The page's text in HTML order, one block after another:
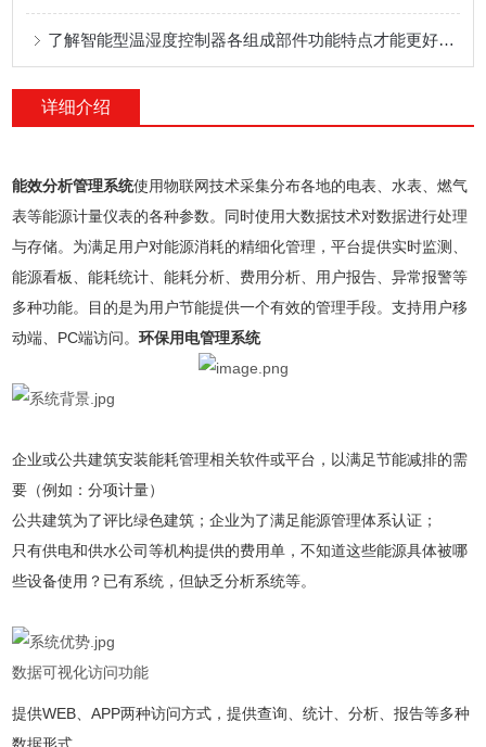
了解智能型温湿度控制器各组成部件功能特点才能更好的使用它
详细介绍
能效分析管理系统使用物联网技术采集分布各地的电表、水表、燃气
表等能源计量仪表的各种参数。同时使用大数据技术对数据进行处理
与存储。为满足用户对能源消耗的精细化管理，平台提供实时监测、
能源看板、能耗统计、能耗分析、费用分析、用户报告、异常报警等
多种功能。目的是为用户节能提供一个有效的管理手段。支持用户移
动端、PC端访问。环保用电管理系统
企业或公共建筑安装能耗管理相关软件或平台，以满足节能减排的需
要（例如：分项计量）
公共建筑为了评比绿色建筑；企业为了满足能源管理体系认证；
只有供电和供水公司等机构提供的费用单，不知道这些能源具体被哪
些设备使用？已有系统，但缺乏分析系统等。
数据可视化访问功能
提供WEB、APP两种访问方式，提供查询、统计、分析、报告等多种